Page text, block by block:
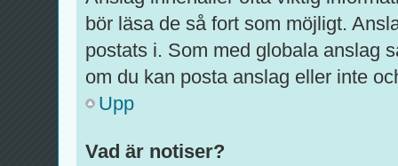
bör läsa de så fort som möjligt.
postats i. Som med globala anslag
om du kan posta anslag eller inte
Upp
Vad är notiser?